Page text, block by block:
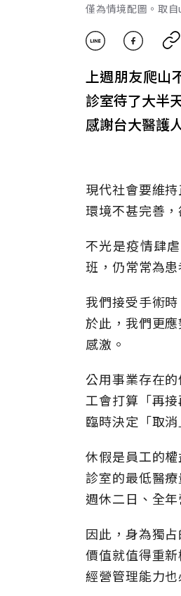
僅為情境配圖。取
上週朋友爬山
診室待了大半
感謝台大醫護
現代社會要維
環境不甚完善
不光是疫情肆
班，仍常常為
我們接受手術
於此，我們更
感激。
公用事業存在
工會打算「再
臨時決定「取
休假是員工的
診室的最低醫
週休二日、全
因此，身為獨
價值就值得重
經營管理能力